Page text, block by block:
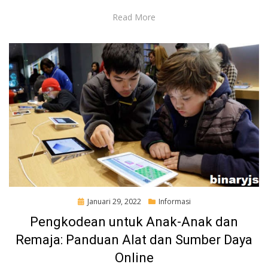
Read More
Posted
Januari 29, 2022 Informasi
Pengkodean untuk Anak-Anak dan
Remaja: Panduan Alat dan Sumber Daya
Online